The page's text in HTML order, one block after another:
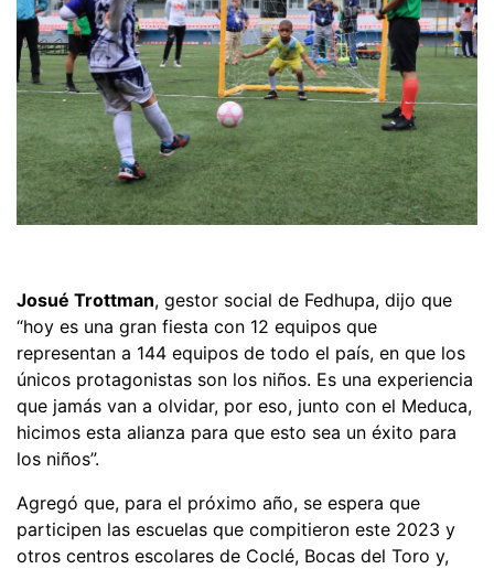
Josué Trottman, gestor social de Fedhupa, dijo que
“hoy es una gran fiesta con 12 equipos que
representan a 144 equipos de todo el país, en que los
únicos protagonistas son los niños. Es una experiencia
que jamás van a olvidar, por eso, junto con el Meduca,
hicimos esta alianza para que esto sea un éxito para
los niños”.
Agregó que, para el próximo año, se espera que
participen las escuelas que compitieron este 2023 y
otros centros escolares de Coclé, Bocas del Toro y,